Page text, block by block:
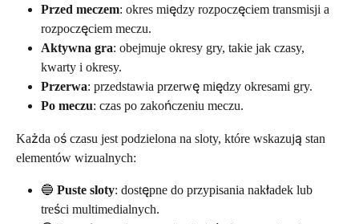
Przed meczem: okres między rozpoczęciem transmisji a
rozpoczęciem meczu.
Aktywna gra: obejmuje okresy gry, takie jak czasy,
kwarty i okresy.
Przerwa: przedstawia przerwę między okresami gry.
Po meczu: czas po zakończeniu meczu.
Każda oś czasu jest podzielona na sloty, które wskazują stan
elementów wizualnych:
🔵 Puste sloty: dostępne do przypisania nakładek lub
treści multimedialnych.